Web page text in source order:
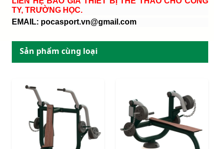
TY, TRƯỜNG HỌC.
EMAIL: pocasport.vn@gmail.com
Sản phẩm cùng loại